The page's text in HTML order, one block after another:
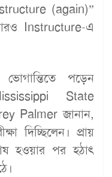
(again)”
Instructure-এ
পড়েন
Mississippi State
Palmer জানান,
দিচ্ছিলেন। প্রায়
হওয়ার পর হঠাৎ